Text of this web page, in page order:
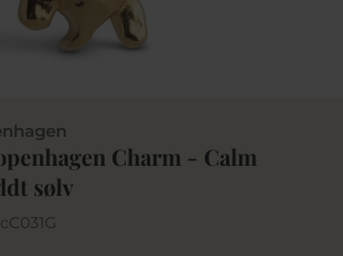
Charm - Calm
sølv